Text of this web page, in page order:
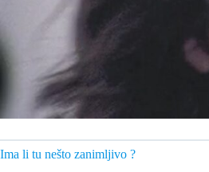
Ima li tu nešto zanimljivo ?